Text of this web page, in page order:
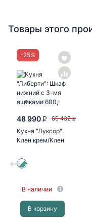
Товары этого
-25%
48 990 P 65 432 P
Кухня "Луксор":
Клен крем/Клен
бирюза (корпус
белый)
В наличии
В корзину